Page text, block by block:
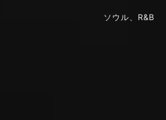
ソウル、R&B